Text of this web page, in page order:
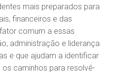
mais preparados para
financeiros e das
comum a essas
administração e liderança
e que ajudam a identificar
caminhos para resolvê-